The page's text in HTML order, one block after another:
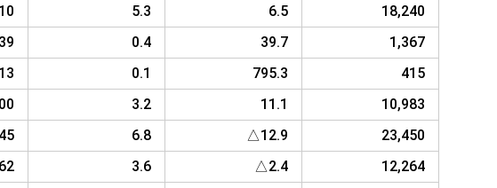
5.3 6.5
18,240
0.4 39.7
1,367
0.1 795.3
415
3.2 11.1
10,983
6.8 △12.9
23,450
3.6 △2.4
12,264